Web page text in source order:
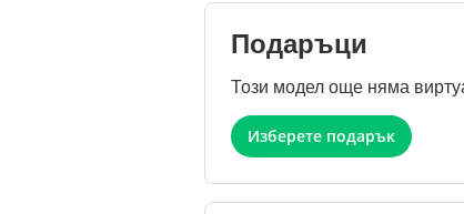
Подаръци
Този модел още няма
Изберете подарък